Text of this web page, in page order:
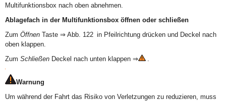
Multifunktionsbox nach oben abnehmen.
Ablagefach in der Multifunktionsbox öffnen oder schließen
Zum Öffnen Taste ⇒ Abb. 122 in Pfeilrichtung drücken und Deckel nach
oben klappen.
Zum Schließen Deckel nach unten klappen ⇒ .
Warnung
Um während der Fahrt das Risiko von Verletzungen zu reduzieren, muss